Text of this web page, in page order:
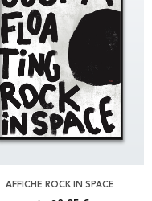
AFFICHE ROCK IN SPACE